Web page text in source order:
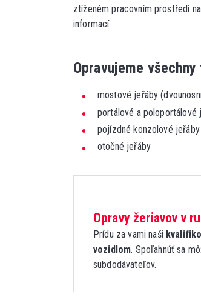
ztíženém pracovním prostředí
informací.
Opravujeme
mostové jeřáby
portálové a poloportálové
pojízdné konzolové jeřáby
otočné jeřáby
Opravy žeriavov v
Prídu za vami naši
vozidlom. Spoľahnúť sa
subdodávateľov.